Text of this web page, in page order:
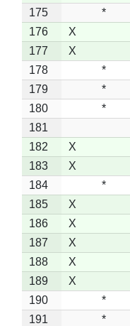
175
*
176
X
177
X
178
*
179
*
180
*
181
182
X
183
X
184
*
185
X
186
X
187
X
188
X
189
X
190
*
191
*